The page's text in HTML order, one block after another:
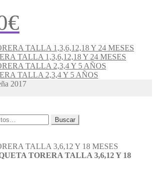
€
TALLA 1,3,6,12,18 Y 24 MESES
TALLA 2,3,4 Y 5 AÑOS
2017
Buscar
TORERA TALLA 3,6,12 Y 18